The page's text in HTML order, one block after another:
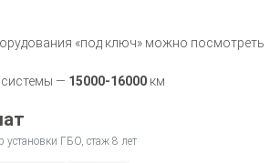
«под ключ» можно посмотреть
— 15000-16000 км
установки ГБО, стаж 8 лет